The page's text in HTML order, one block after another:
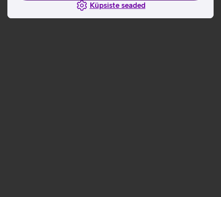
Küpsiste seaded